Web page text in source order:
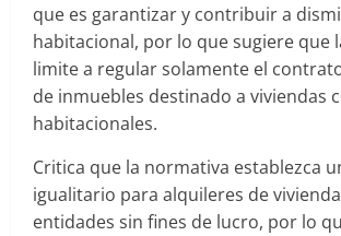
que es garantizar y contribuir a
habitacional, por lo que sugiere que
limite a regular solamente el
de inmuebles destinado a viviendas
habitacionales.
Critica que la normativa establezca
igualitario para alquileres de
entidades sin fines de lucro, por lo